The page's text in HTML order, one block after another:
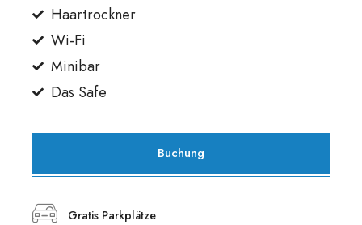
Haartrockner
Wi-Fi
Minibar
Das Safe
Buchung
Gratis Parkplätze